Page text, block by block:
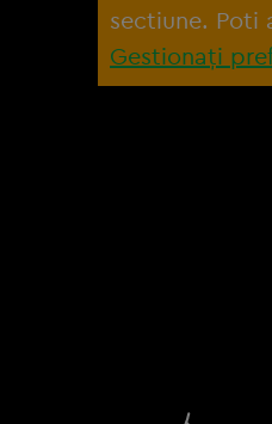
sectiune. Poti
Gestionați